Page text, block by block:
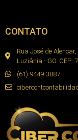
CONTATO
Rua José de
Luziânia - GO. CEP:
(61) 9449-3887